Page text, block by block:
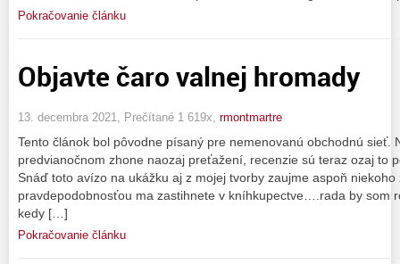
Pokračovanie článku
Objavte čaro valnej hromady
13. decembra 2021, Prečítané 1 619x, rmontmartre
Tento článok bol pôvodne písaný pre nemenovanú obchodnú sieť.
predvianočnom zhone naozaj preťažení, recenzie sú teraz ozaj to
Snáď toto avízo na ukážku aj z mojej tvorby zaujme aspoň niekoho
pravdepodobnosťou ma zastihnete v kníhkupectve….rada by som
kedy […]
Pokračovanie článku